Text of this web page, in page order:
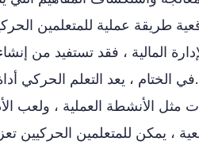
طريقة عملية للمتعلمين
المالية ، فقد تستفيد من
الختام ، يعد التعلم الحركي
مثل الأنشطة العملية ، ولعب
، يمكن للمتعلمين الحركيين